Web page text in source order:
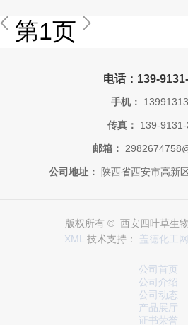
第1页
电话：139-
手机：
传真： 139-
邮箱：
公司地址： 陕西省西安市高新
版权所有 © 西安四叶草生
XML 技术支持： 盖德化工网
公司首页
公司介绍
公司动态
产品展厅
证书荣誉